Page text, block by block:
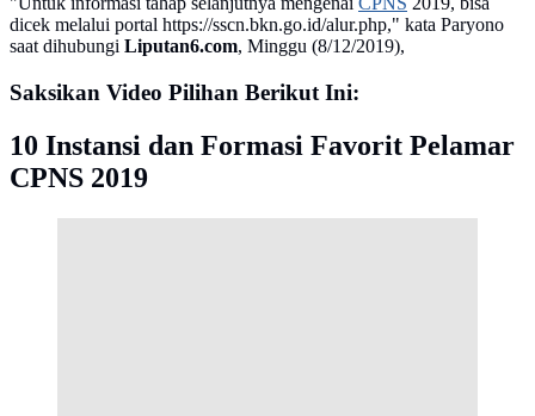
dicek melalui portal https://sscn.bkn.go.id/alur.php," kata Paryono
saat dihubungi Liputan6.com, Minggu (8/12/2019),
Saksikan Video Pilihan Berikut Ini:
10 Instansi dan Formasi Favorit Pelamar
CPNS 2019